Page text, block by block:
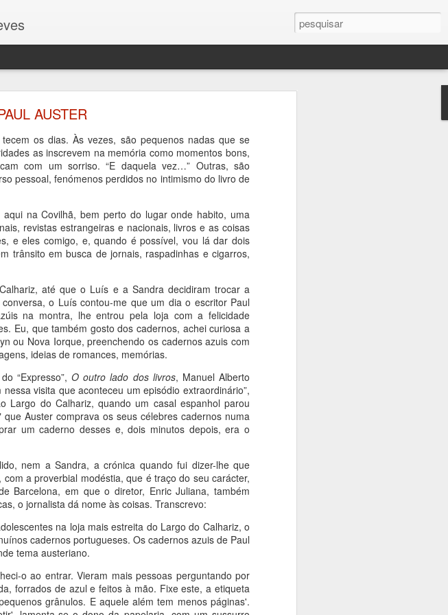
AUSTER
os dias. Às vezes, são pequenos nadas que se
as inscrevem na memória como momentos bons,
com um sorriso. “E daquela vez…” Outras, são
pessoal, fenómenos perdidos no intimismo do livro de
na Covilhã, bem perto do lugar onde habito, uma
revistas estrangeiras e nacionais, livros e as coisas
e eles comigo, e, quando é possível, vou lá dar dois
trânsito em busca de jornais, raspadinhas e cigarros,
até que o Luís e a Sandra decidiram trocar a
o Luís contou-me que um dia o escritor Paul
na montra, lhe entrou pela loja com a felicidade
Eu, que também gosto dos cadernos, achei curiosa a
ou Nova Iorque, preenchendo os cadernos azuis com
ideias de romances, memórias.
“Expresso”,O outro lado dos livros, Manuel Alberto
visita que aconteceu um episódio extraordinário”,
Largo do Calhariz, quando um casal espanhol parou
Auster comprava os seus célebres cadernos numa
um caderno desses e, dois minutos depois, era o
nem a Sandra, a crónica quando fui dizer-lhe que
a proverbial modéstia, que é traço do seu carácter,
Barcelona, em que o diretor, Enric Juliana, também
o jornalista dá nome às coisas. Transcrevo:
na loja mais estreita do Largo do Calhariz, o
cadernos portugueses. Os cadernos azuis de Paul
tema austeriano.
o ao entrar. Vieram mais pessoas perguntando por
forrados de azul e feitos à mão. Fixe este, a etiqueta
grânulos. E aquele além tem menos páginas'.
DA HISTÓRIA
do meu recente romance As
pela Guerra e Paz. Este livro
Monteiro, que se bateu contra a
até à libertação.
17 horas, na Biblioteca Eugénio
Neves
Fundão